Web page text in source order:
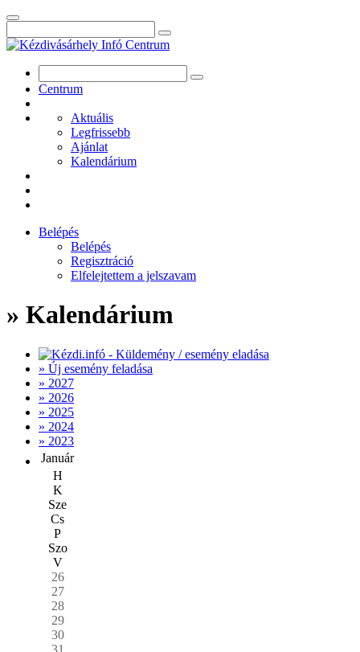
Centrum
Aktuális
Legfrissebb
Ajánlat
Kalendárium
Belépés
Belépés
Regisztráció
Elfelejtettem a jelszavam
» Kalendárium
» Új esemény feladása
» 2027
» 2026
» 2025
» 2024
» 2023
Január
H
K
Sze
Cs
P
Szo
V
26
27
28
29
30
31